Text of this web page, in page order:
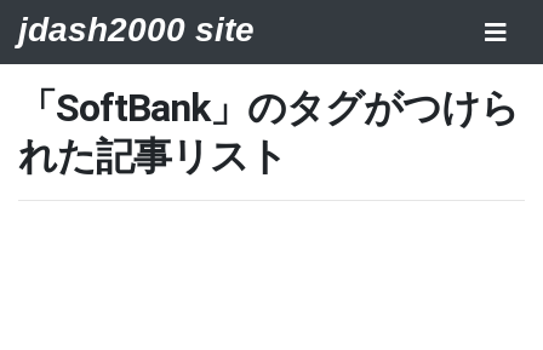
jdash2000 site
「SoftBank」のタグがつけら
れた記事リスト